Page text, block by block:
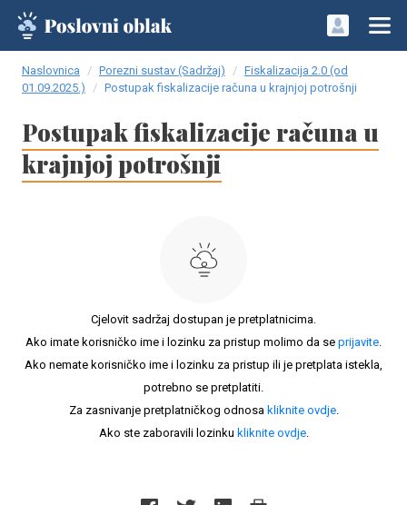
Naslovnica Porezni sustav (Sadržaj)
Fiskalizacija 2.0 (od
01.09.2025.)
Postupak fiskalizacije računa u krajnjoj potrošnji
Postupak fiskalizacije računa u
krajnjoj potrošnji
Cjelovit sadržaj dostupan je pretplatnicima.
Ako imate korisničko ime i lozinku za pristup molimo da se prijavite.
Ako nemate korisničko ime i lozinku za pristup ili je pretplata istekla,
potrebno se pretplatiti.
Za zasnivanje pretplatničkog odnosa kliknite ovdje.
Ako ste zaboravili lozinku kliknite ovdje.